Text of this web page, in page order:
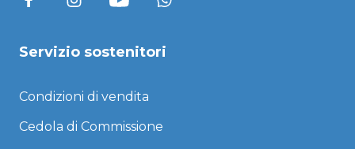
Servizio sostenitori
Condizioni di vendita
Cedola di Commissione